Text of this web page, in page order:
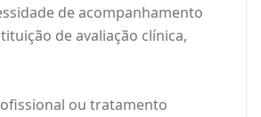
de acompanhamento
de avaliação clínica,
ou tratamento